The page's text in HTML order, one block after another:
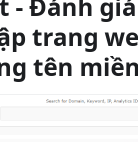
- Đánh
trang
tên